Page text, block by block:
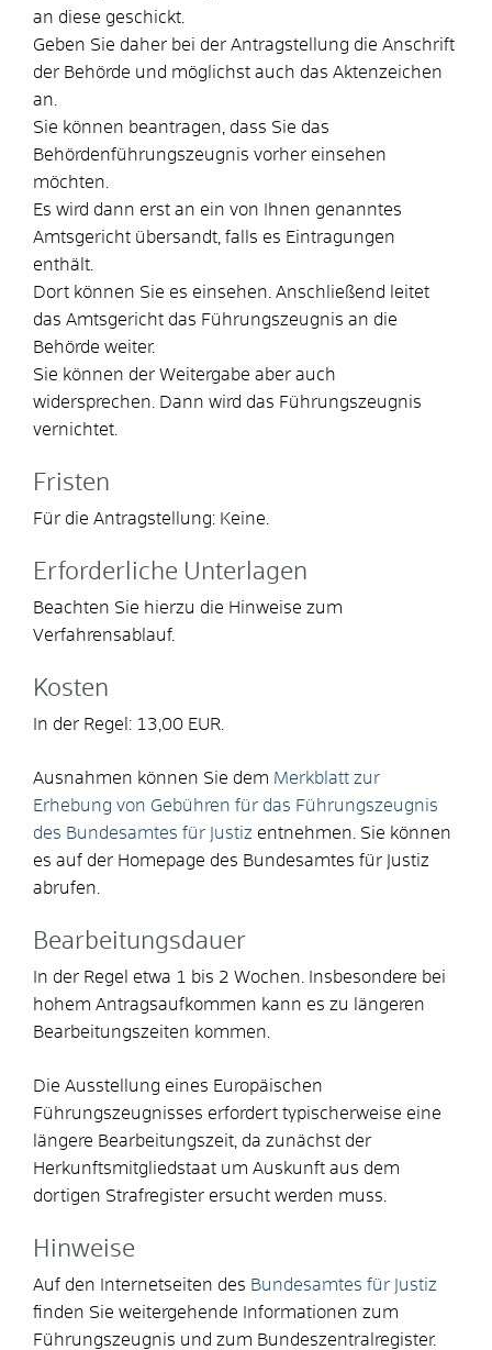
an diese geschickt.
Geben Sie daher bei der Antragstellung die Anschrift
der Behörde und möglichst auch das Aktenzeichen
an.
Sie können beantragen, dass Sie das
Behördenführungszeugnis vorher einsehen
möchten.
Es wird dann erst an ein von Ihnen genanntes
Amtsgericht übersandt, falls es Eintragungen
enthält.
Dort können Sie es einsehen. Anschließend leitet
das Amtsgericht das Führungszeugnis an die
Behörde weiter.
Sie können der Weitergabe aber auch
widersprechen. Dann wird das Führungszeugnis
vernichtet.
Fristen
Für die Antragstellung: Keine.
Erforderliche Unterlagen
Beachten Sie hierzu die Hinweise zum
Verfahrensablauf.
Kosten
In der Regel: 13,00 EUR.
Ausnahmen können Sie dem Merkblatt zur
Erhebung von Gebühren für das Führungszeugnis
des Bundesamtes für Justiz entnehmen. Sie können
es auf der Homepage des Bundesamtes für Justiz
abrufen.
Bearbeitungsdauer
In der Regel etwa 1 bis 2 Wochen. Insbesondere bei
hohem Antragsaufkommen kann es zu längeren
Bearbeitungszeiten kommen.
Die Ausstellung eines Europäischen
Führungszeugnisses erfordert typischerweise eine
längere Bearbeitungszeit, da zunächst der
Herkunftsmitgliedstaat um Auskunft aus dem
dortigen Strafregister ersucht werden muss.
Hinweise
Auf den Internetseiten des Bundesamtes für Justiz
finden Sie weitergehende Informationen zum
Führungszeugnis und zum Bundeszentralregister.